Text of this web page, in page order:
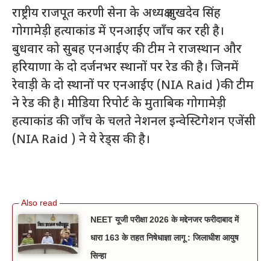
राष्ट्रीय राजपूत करणी सेना के अध्यक्ष सुखदेव सिंह
गोगामेड़ी हत्याकांड में एनआईए जाँच कर रही है।
बुधवार को सुबह एनआईए की टीम ने राजस्थान और
हरियाणा के दो दर्जनभर स्थानों पर रेड की है। जिनमें
रेवाड़ी के दो स्थानों पर एनआईए (NIA Raid )की टीम
ने रेड की है। मीडिया रिपोर्ट के मुताबिक गोगामेड़ी
हत्याकांड की जाँच के चलते नेशनल इन्वेस्टिगेशन एजेंसी
(NIA Raid ) ने ये रेड्स की है।
NEET यूजी परीक्षा 2026 के मद्देनजर फरीदाबाद में
धारा 163 के तहत निषेधाज्ञा लागू : जिलाधीश आयुष
सिन्हा